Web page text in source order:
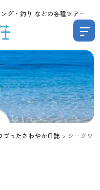
グ・釣り などの各種ツアー
づったさわやか日誌 > シークワ